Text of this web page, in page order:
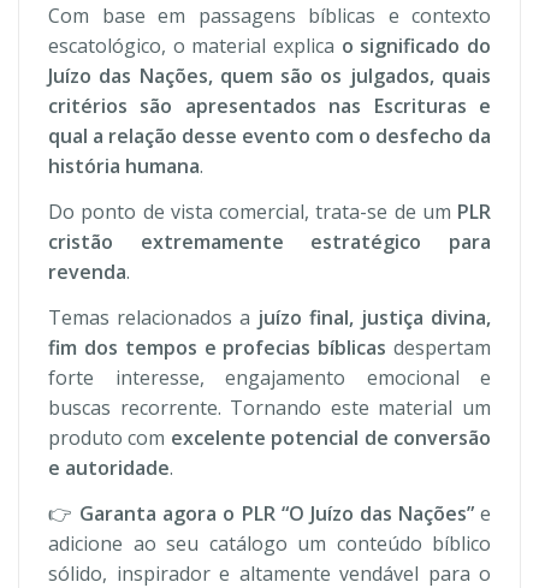
Com base em passagens bíblicas e contexto
escatológico, o material explica o significado do
Juízo das Nações, quem são os julgados, quais
critérios são apresentados nas Escrituras e
qual a relação desse evento com o desfecho da
história humana.
Do ponto de vista comercial, trata-se de um PLR
cristão extremamente estratégico para
revenda.
Temas relacionados a juízo final, justiça divina,
fim dos tempos e profecias bíblicas despertam
forte interesse, engajamento emocional e
buscas recorrente. Tornando este material um
produto com excelente potencial de conversão
e autoridade.
👉 Garanta agora o PLR “O Juízo das Nações”e
adicione ao seu catálogo um conteúdo bíblico
sólido, inspirador e altamente vendável para o